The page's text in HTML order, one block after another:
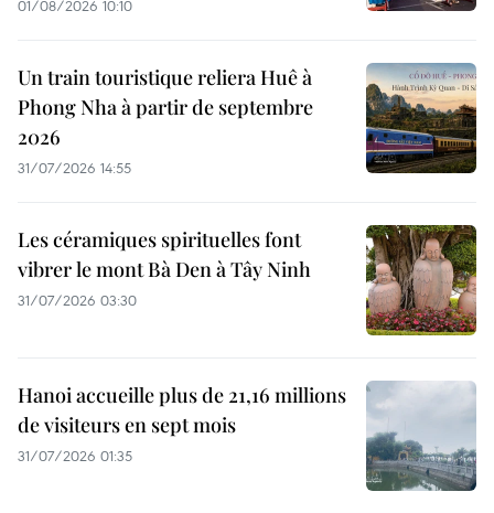
01/08/2026 10:10
Un train touristique reliera Huê à
Phong Nha à partir de septembre
2026
31/07/2026 14:55
Les céramiques spirituelles font
vibrer le mont Bà Den à Tây Ninh
31/07/2026 03:30
Hanoi accueille plus de 21,16 millions
de visiteurs en sept mois ​
31/07/2026 01:35